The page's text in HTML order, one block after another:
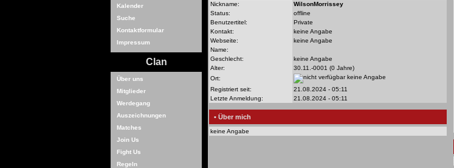
Kalender
Suche
Kontaktformular
Impressum
Clan
Über uns
Mitglieder
Werdegang
Auszeichnungen
Matches
Join Us
Fight Us
Regeln
Nickname:
WilsonMorrissey
Status:
offline
Benutzertitel:
Private
Kontakt:
keine Angabe
Webseite:
keine Angabe
Name:
Geschlecht:
keine Angabe
Alter:
30.11.-0001 (0 Jahre)
Ort:
keine Angabe
Registriert seit:
21.08.2024 - 05:11
Letzte Anmeldung:
21.08.2024 - 05:11
• Über mich
keine Angabe